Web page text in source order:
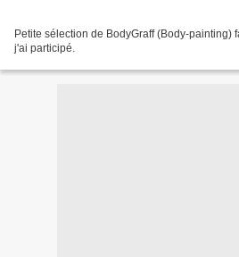
Petite sélection de BodyGraff (Body-painting)
j'ai participé.